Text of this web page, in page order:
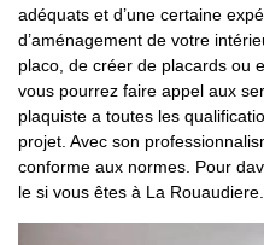
adéquats et d’une certaine
d’aménagement de votre
placo, de créer de placards ou
vous pourrez faire appel aux
plaquiste a toutes les
projet. Avec son
conforme aux normes. Pour
le si vous êtes à La Rouaudiere.